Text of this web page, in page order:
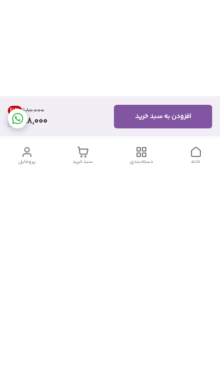
۶۸۰٬۰۰۰ 41%
398,000 افزودن به سبد خرید
پروفایل سبد خرید دسته‌بندی خانه